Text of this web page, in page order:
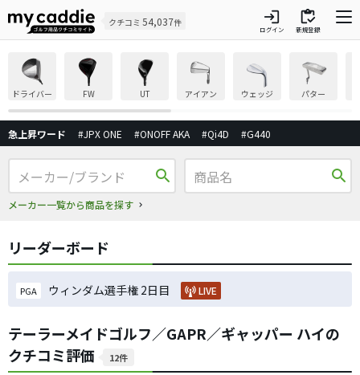
クチコミ 54,037件 login
ログイン
inventory
新規登録
ドライバー FW UT アイアン ウェッジ パター
急上昇ワード #JPX ONE #ONOFF AKA #Qi4D #G440
search
メーカー一覧から商品を探す
search
リーダーボード
PGA ウィンダム選手権 2日目 LIVE
テーラーメイドゴルフ／GAPR／ギャッパー ハイの
クチコミ評価
12件